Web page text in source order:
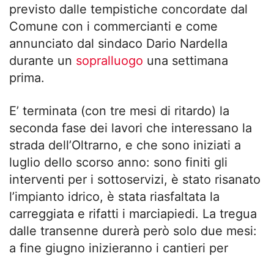
previsto dalle tempistiche concordate dal
Comune con i commercianti e come
annunciato dal sindaco Dario Nardella
durante un sopralluogo una settimana
prima.
E’ terminata (con tre mesi di ritardo) la
seconda fase dei lavori che interessano la
strada dell’Oltrarno, e che sono iniziati a
luglio dello scorso anno: sono finiti gli
interventi per i sottoservizi, è stato risanato
l’impianto idrico, è stata riasfaltata la
carreggiata e rifatti i marciapiedi. La tregua
dalle transenne durerà però solo due mesi:
a fine giugno inizieranno i cantieri per